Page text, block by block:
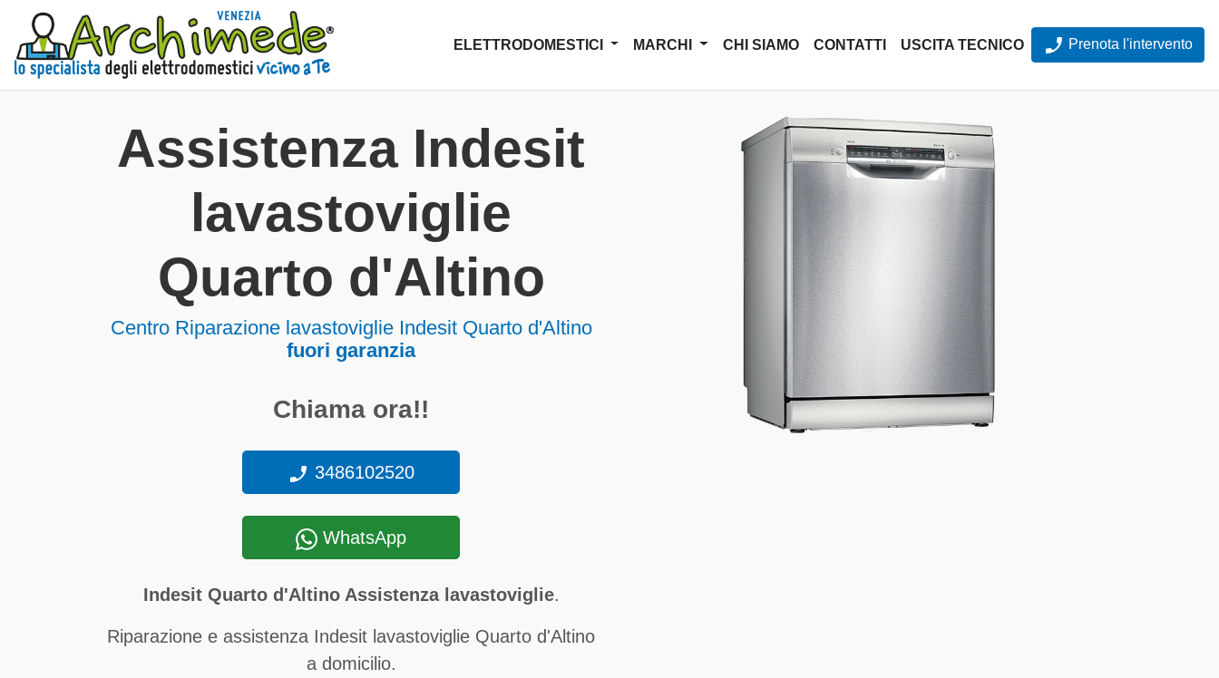
ELETTRODOMESTICI MARCHI CHI SIAMO CONTATTI USCITA TECNICO Prenota l'intervento
Assistenza Indesit
lavastoviglie
Quarto d'Altino
Centro Riparazione lavastoviglie Indesit Quarto d'Altino
fuori garanzia
Chiama ora!!
3486102520
WhatsApp
Indesit Quarto d'Altino Assistenza lavastoviglie.
Riparazione e assistenza Indesit lavastoviglie Quarto d'Altino
a domicilio.